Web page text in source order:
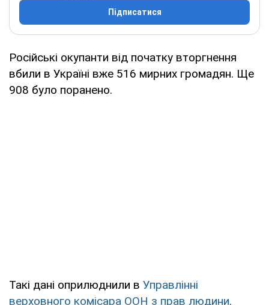
Підписатися
Російські окупанти від початку вторгнення
вбили в Україні вже 516 мирних громадян. Ще
908 було поранено.
Такі дані оприлюднили в Управлінні
верховного комісара ООН з прав людини.